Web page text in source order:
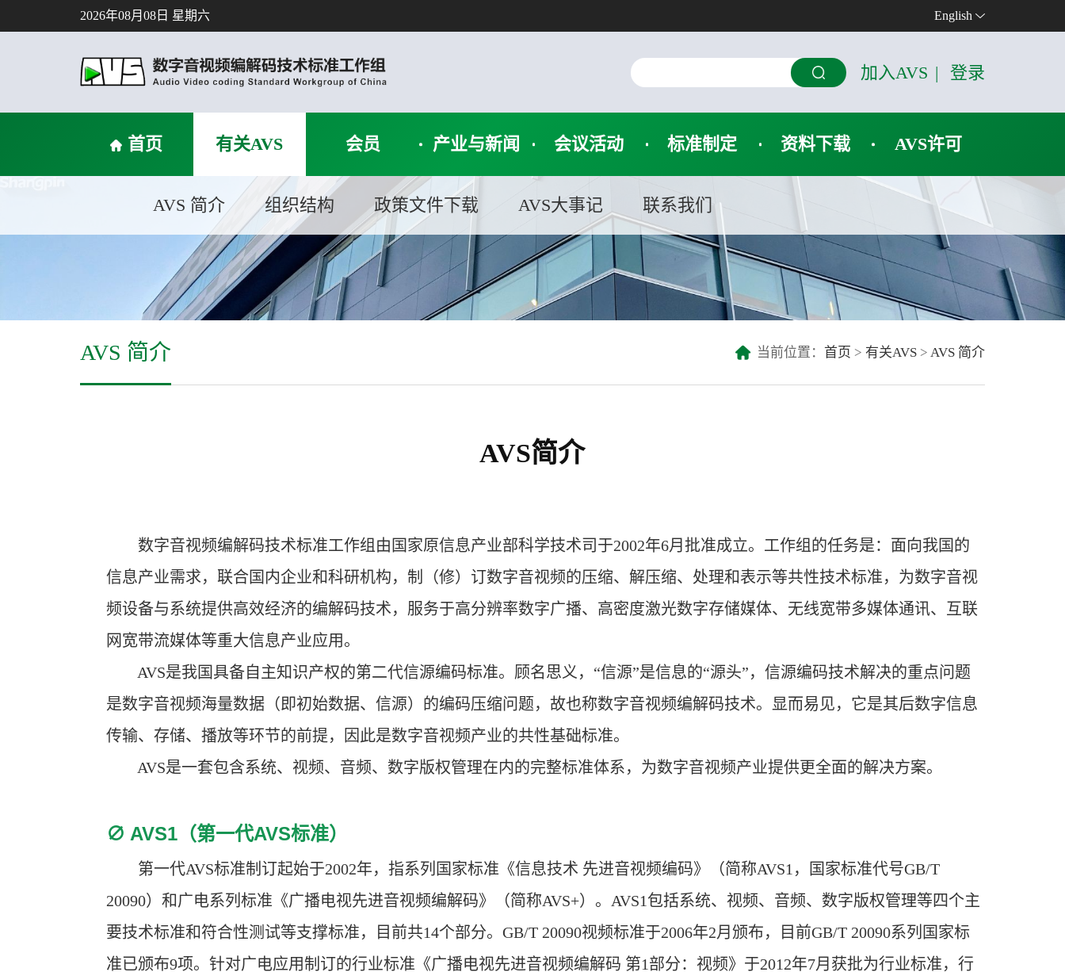
2026年08月08日 星期六 English
加入AVS | 登录
首页 有关AVS
AVS 简介 组织结构 政策文件下载 AVS大事记 联系我们
会员 产业与新闻 会议活动 标准制定 资料下载 AVS许可
AVS 简介 当前位置： 首页 > 有关AVS >AVS 简介
AVS简介
数字音视频编解码技术标准工作组由国家原信息产业部科学技术司于2002年6月批准成立。工作组的任务是：面向我国的
信息产业需求，联合国内企业和科研机构，制（修）订数字音视频的压缩、解压缩、处理和表示等共性技术标准，为数字音视
频设备与系统提供高效经济的编解码技术，服务于高分辨率数字广播、高密度激光数字存储媒体、无线宽带多媒体通讯、互联
网宽带流媒体等重大信息产业应用。
AVS是我国具备自主知识产权的第二代信源编码标准。顾名思义，“信源”是信息的“源头”，信源编码技术解决的重点问题
是数字音视频海量数据（即初始数据、信源）的编码压缩问题，故也称数字音视频编解码技术。显而易见，它是其后数字信息
传输、存储、播放等环节的前提，因此是数字音视频产业的共性基础标准。
AVS是一套包含系统、视频、音频、数字版权管理在内的完整标准体系，为数字音视频产业提供更全面的解决方案。
∅ AVS1（第一代AVS标准）
第一代AVS标准制订起始于2002年，指系列国家标准《信息技术 先进音视频编码》（简称AVS1，国家标准代号GB/T
20090）和广电系列标准《广播电视先进音视频编解码》（简称AVS+）。AVS1包括系统、视频、音频、数字版权管理等四个主
要技术标准和符合性测试等支撑标准，目前共14个部分。GB/T 20090视频标准于2006年2月颁布，目前GB/T 20090系列国家标
准已颁布9项。针对广电应用制订的行业标准《广播电视先进音视频编解码 第1部分：视频》于2012年7月获批为行业标准，行